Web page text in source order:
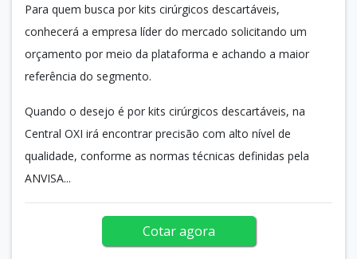
Para quem busca por kits cirúrgicos descartáveis,
conhecerá a empresa líder do mercado solicitando um
orçamento por meio da plataforma e achando a maior
referência do segmento.
Quando o desejo é por kits cirúrgicos descartáveis, na
Central OXI irá encontrar precisão com alto nível de
qualidade, conforme as normas técnicas definidas pela
ANVISA...
Cotar agora